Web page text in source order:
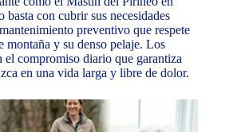
basta con cubrir sus necesidades
preventivo que respete
montaña y su denso pelaje. Los
el compromiso diario que garantiza
en una vida larga y libre de dolor.